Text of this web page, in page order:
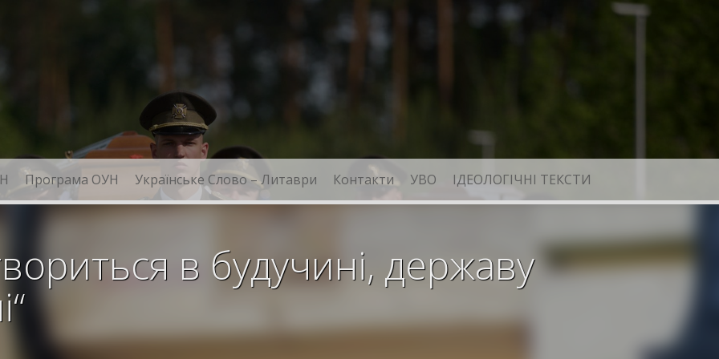
Програма ОУН Українське Слово – Литаври Контакти УВО ІДЕОЛОГІЧНІ ТЕКСТИ
в будучині, державу